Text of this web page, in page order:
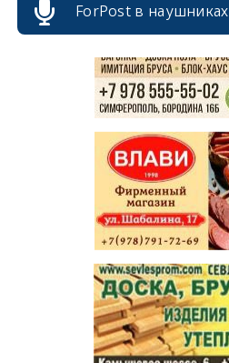
ForPost в наушниках